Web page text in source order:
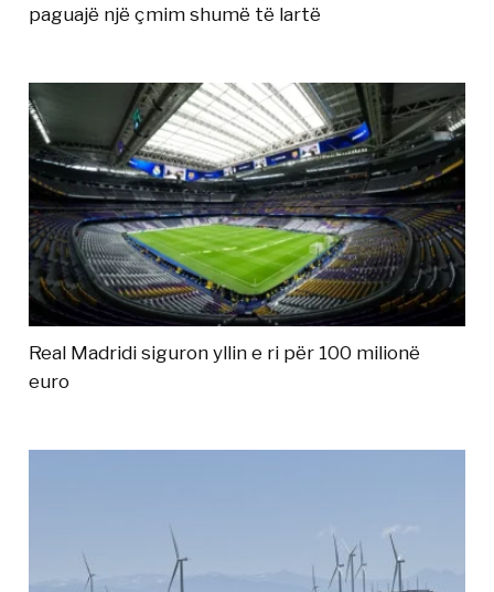
paguajë një çmim shumë të lartë
Real Madridi siguron yllin e ri për 100 milionë
euro